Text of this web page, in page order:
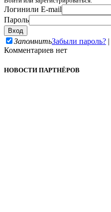
Логинили E-mail
Пароль
ЗапомнитьЗабыли пароль? |
Комментариев нет
НОВОСТИ ПАРТНЁРОВ